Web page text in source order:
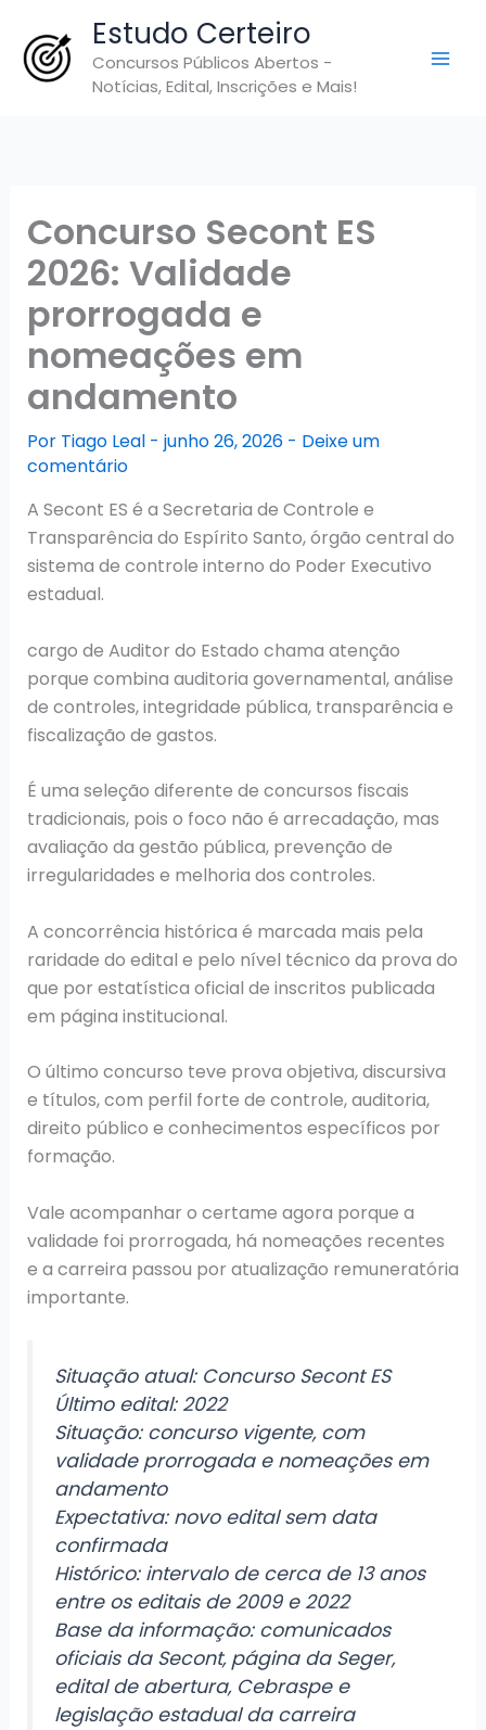
para
Estudo Certeiro
Concursos Públicos Abertos -
Notícias, Edital, Inscrições e Mais!
Concurso Secont ES
2026: Validade
prorrogada e
nomeações em
andamento
Por Tiago Leal - junho 26, 2026 - Deixe um
comentário
A Secont ES é a Secretaria de Controle e
Transparência do Espírito Santo, órgão central do
sistema de controle interno do Poder Executivo
estadual.
cargo de Auditor do Estado chama atenção
porque combina auditoria governamental, análise
de controles, integridade pública, transparência e
fiscalização de gastos.
É uma seleção diferente de concursos fiscais
tradicionais, pois o foco não é arrecadação, mas
avaliação da gestão pública, prevenção de
irregularidades e melhoria dos controles.
A concorrência histórica é marcada mais pela
raridade do edital e pelo nível técnico da prova do
que por estatística oficial de inscritos publicada
em página institucional.
O último concurso teve prova objetiva, discursiva
e títulos, com perfil forte de controle, auditoria,
direito público e conhecimentos específicos por
formação.
Vale acompanhar o certame agora porque a
validade foi prorrogada, há nomeações recentes
e a carreira passou por atualização remuneratória
importante.
Situação atual: Concurso Secont ES
Último edital: 2022
Situação: concurso vigente, com
validade prorrogada e nomeações em
andamento
Expectativa: novo edital sem data
confirmada
Histórico: intervalo de cerca de 13 anos
entre os editais de 2009 e 2022
Base da informação: comunicados
oficiais da Secont, página da Seger,
edital de abertura, Cebraspe e
legislação estadual da carreira